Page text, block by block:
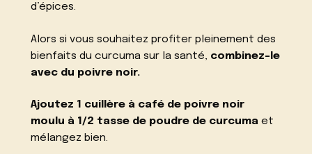
d’épices.
Alors si vous souhaitez profiter pleinement des
bienfaits du curcuma sur la santé, combinez-le
avec du poivre noir.
Ajoutez 1 cuillère à café de poivre noir
moulu à 1/2 tasse de poudre de curcuma et
mélangez bien.